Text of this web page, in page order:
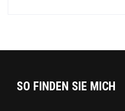
SO FINDEN SIE MICH